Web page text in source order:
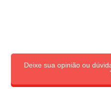
Deixe sua opinião ou